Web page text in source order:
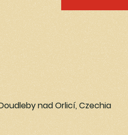
nad Orlicí, Czechia